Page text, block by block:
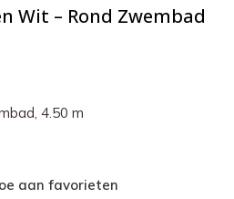
Wit – Rond Zwembad
4.50 m
aan favorieten